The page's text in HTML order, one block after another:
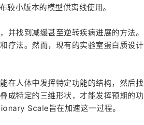
小版本的模型供离线使用。
并找到减缓甚至逆转疾病进展的方法。
疗法。然而，现有的实验室蛋白质设计
在人体中发挥特定功能的结构，然后找
成特定的三维形状，才能发挥预期的功
Scale旨在加速这一过程。